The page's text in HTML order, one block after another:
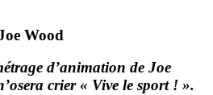
Wood
d’animation de Joe
crier « Vive le sport ! ».